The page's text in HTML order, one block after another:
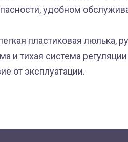
удобном
пластиковая люлька,
и тихая система
от эксплуатации.